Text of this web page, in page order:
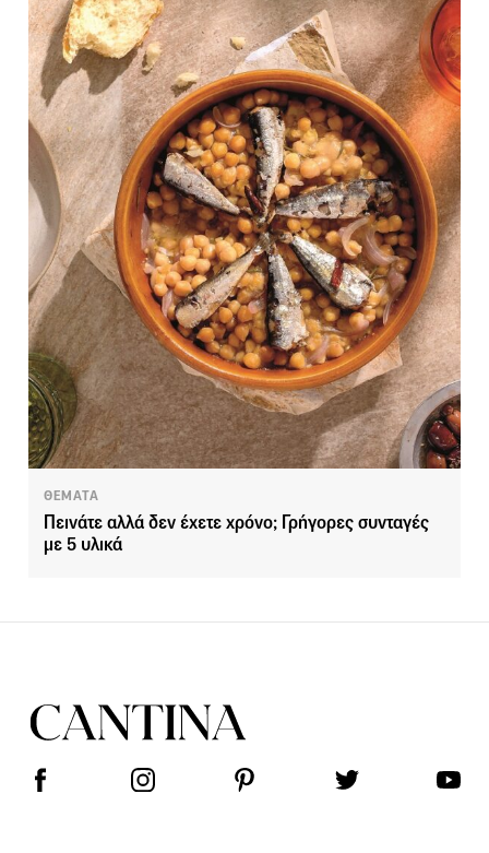
ΘΕΜΑΤΑ
Πεινάτε αλλά δεν έχετε χρόνο; Γρήγορες συνταγές
με 5 υλικά